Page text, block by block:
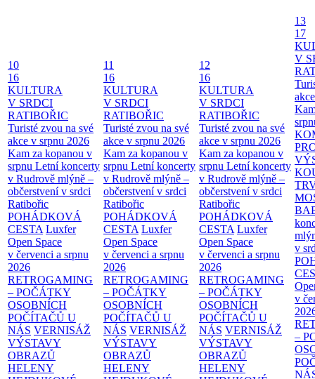
10
16
KULTURA
V SRDCI
RATIBOŘIC
Turisté zvou na své
akce v srpnu 2026
Kam za kopanou v
srpnu Letní koncerty
v Rudrově mlýně –
občerstvení v srdci
Ratibořic
POHÁDKOVÁ
CESTA Luxfer
Open Space
v červenci a srpnu
2026
RETROGAMING
– POČÁTKY
OSOBNÍCH
POČÍTAČŮ U
NÁS VERNISÁŽ
VÝSTAVY
OBRAZŮ
HELENY
11
16
KULTURA
V SRDCI
RATIBOŘIC
Turisté zvou na své
akce v srpnu 2026
Kam za kopanou v
srpnu Letní koncerty
v Rudrově mlýně –
občerstvení v srdci
Ratibořic
POHÁDKOVÁ
CESTA Luxfer
Open Space
v červenci a srpnu
2026
RETROGAMING
– POČÁTKY
OSOBNÍCH
POČÍTAČŮ U
NÁS VERNISÁŽ
VÝSTAVY
OBRAZŮ
HELENY
12
16
KULTURA
V SRDCI
RATIBOŘIC
Turisté zvou na své
akce v srpnu 2026
Kam za kopanou v
srpnu Letní koncerty
v Rudrově mlýně –
občerstvení v srdci
Ratibořic
POHÁDKOVÁ
CESTA Luxfer
Open Space
v červenci a srpnu
2026
RETROGAMING
– POČÁTKY
OSOBNÍCH
POČÍTAČŮ U
NÁS VERNISÁŽ
VÝSTAVY
OBRAZŮ
HELENY
13
17
V
v
v
–